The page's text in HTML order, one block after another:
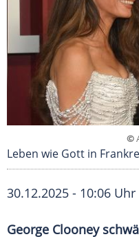
©
Leben wie Gott in
30.12.2025 - 10:06 Uhr
George Clooney